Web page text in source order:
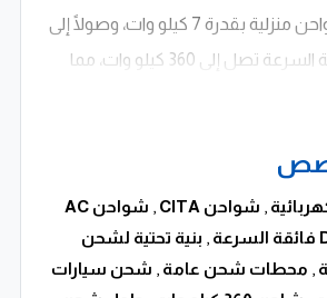
وتشمل الحلول شواحن منزلية بقدرة 7 كيلو وات، وصولًا إلى
شواحن تجارية فائقة السرعة تصل إلى 360 كيلو وات، مما
التجارية الكبرى ومحطات الشحن
متقدمة تتيح إدارة عملية الشحن
في الوقت الفعلي، وضمان توزيع مثالي
من التوافق مع معظم أنواع المركبات
, شواحن CITA ,
شواحن AC
, بنية تحتية لشحن
, محطات شحن عامة , شحن سيارات